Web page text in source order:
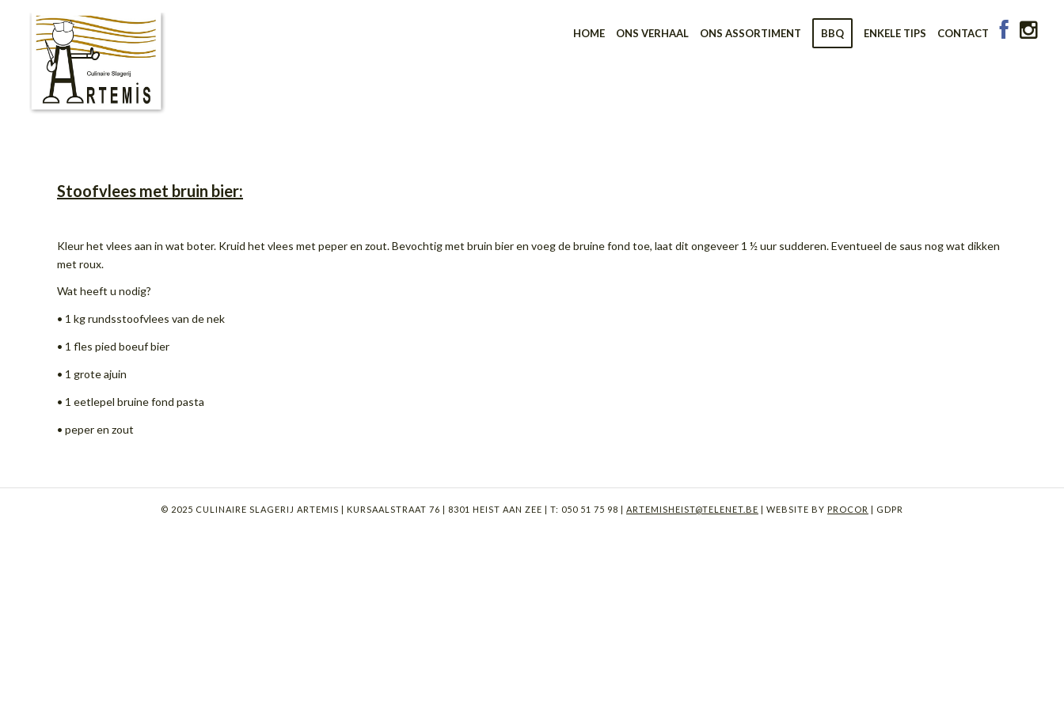
HOME ONS VERHAAL ONS ASSORTIMENT BBQ ENKELE TIPS CONTACT
Stoofvlees met bruin bier:
Kleur het vlees aan in wat boter. Kruid het vlees met peper en zout. Bevochtig met bruin bier en voeg de bruine fond toe, laat dit ongeveer 1 ½ uur sudderen. Eventueel de saus nog wat dikken
met roux.
Wat heeft u nodig?
• 1 kg rundsstoofvlees van de nek
• 1 fles pied boeuf bier
• 1 grote ajuin
• 1 eetlepel bruine fond pasta
• peper en zout
© 2025 CULINAIRE SLAGERIJ ARTEMIS | KURSAALSTRAAT 76 | 8301 HEIST AAN ZEE | T: 050 51 75 98 | ARTEMISHEIST@TELENET.BE | WEBSITE BY PROCOR | GDPR